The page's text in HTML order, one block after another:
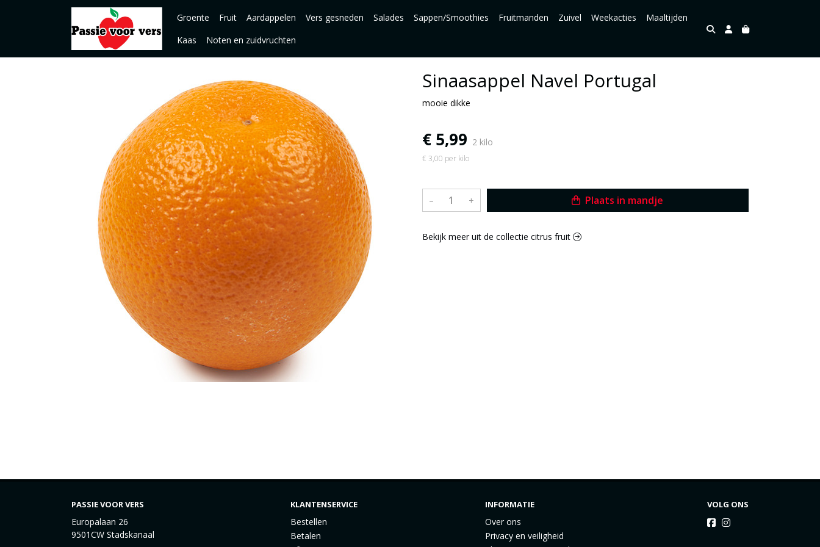
Groente Fruit Aardappelen Vers gesneden Salades Sappen/Smoothies Fruitmanden Zuivel Weekacties
Maaltijden
Kaas
Noten en zuidvruchten
Sinaasappel Navel Portugal
mooie dikke
€ 5,99 2 kilo
€ 3,00 per kilo
– + Plaats in mandje
Bekijk meer uit de collectie citrus fruit
PASSIE VOOR VERS
Europalaan 26
9501CW Stadskanaal
KLANTENSERVICE
Bestellen
Betalen
INFORMATIE
Over ons
Privacy en veiligheid
VOLG ONS